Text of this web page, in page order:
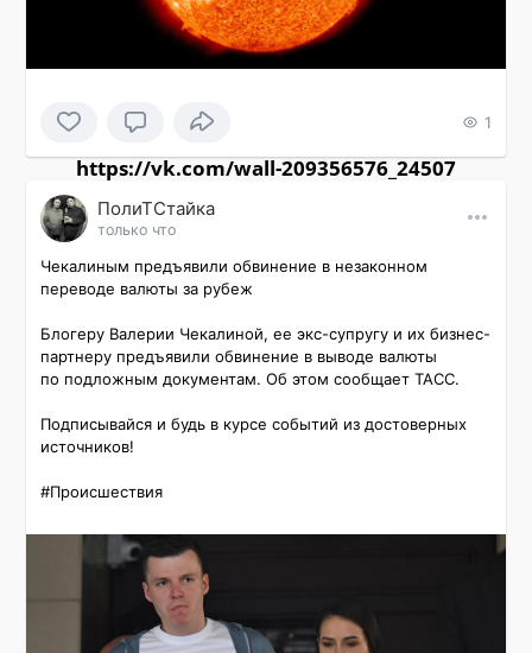
1
https://vk.com/wall-209356576_24507
ПолиТСтайка
только что
Чекалиным предъявили обвинение в незаконном
переводе валюты за рубеж
Блогеру Валерии Чекалиной, ее экс-супругу и их бизнес-
партнеру предъявили обвинение в выводе валюты
по подложным документам. Об этом сообщает ТАСС.
Подписывайся и будь в курсе событий из достоверных
источников!
#Происшествия